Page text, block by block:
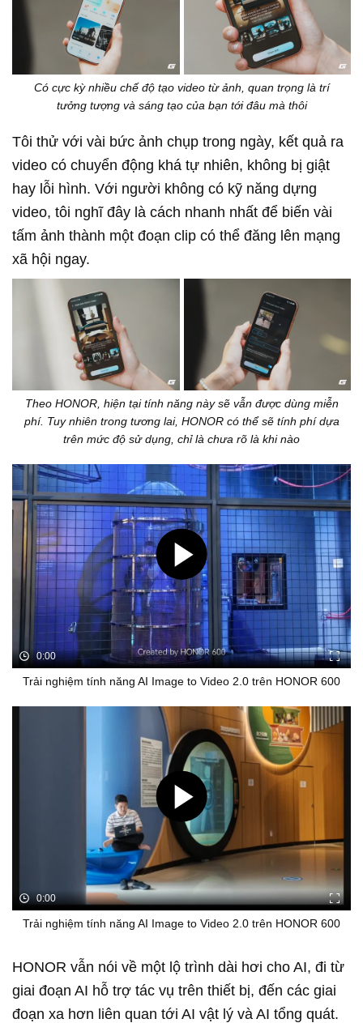
Có cực kỳ nhiều chế độ tạo video từ ảnh, quan trọng là trí
tưởng tượng và sáng tạo của bạn tới đâu mà thôi
Tôi thử với vài bức ảnh chụp trong ngày, kết quả ra
video có chuyển động khá tự nhiên, không bị giật
hay lỗi hình. Với người không có kỹ năng dựng
video, tôi nghĩ đây là cách nhanh nhất để biến vài
tấm ảnh thành một đoạn clip có thể đăng lên mạng
xã hội ngay.
Theo HONOR, hiện tại tính năng này sẽ vẫn được dùng miễn
phí. Tuy nhiên trong tương lai, HONOR có thể sẽ tính phí dựa
trên mức độ sử dụng, chỉ là chưa rõ là khi nào
0:00
Trải nghiệm tính năng AI Image to Video 2.0 trên HONOR 600
0:00
Trải nghiệm tính năng AI Image to Video 2.0 trên HONOR 600
HONOR vẫn nói về một lộ trình dài hơi cho AI, đi từ
giai đoạn AI hỗ trợ tác vụ trên thiết bị, đến các giai
đoạn xa hơn liên quan tới AI vật lý và AI tổng quát.